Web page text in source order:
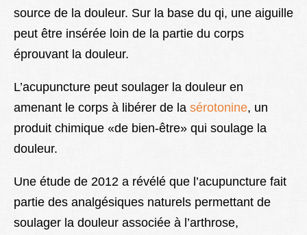
source de la douleur. Sur la base du qi, une aiguille
peut être insérée loin de la partie du corps
éprouvant la douleur.
L’acupuncture peut soulager la douleur en
amenant le corps à libérer de la sérotonine, un
produit chimique «de bien-être» qui soulage la
douleur.
Une étude de 2012 a révélé que l’acupuncture fait
partie des analgésiques naturels permettant de
soulager la douleur associée à l’arthrose,